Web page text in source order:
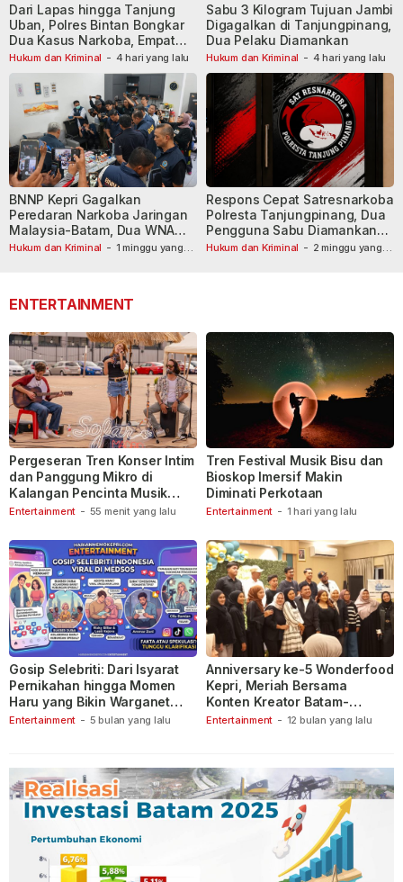
Hukum dan Kriminal - 4 hari yang lalu
Dari Lapas hingga Tanjung
Uban, Polres Bintan Bongkar
Dua Kasus Narkoba, Empat
Tersangka Dibekuk
Hukum dan Kriminal - 4 hari yang lalu
Sabu 3 Kilogram Tujuan Jambi
Digagalkan di Tanjungpinang,
Dua Pelaku Diamankan
Hukum dan Kriminal - 1 minggu yang
BNNP Kepri Gagalkan
Peredaran Narkoba Jaringan
Malaysia-Batam, Dua WNA
Masih Diburu
Hukum dan Kriminal - 2 minggu yang
Respons Cepat Satresnarkoba
Polresta Tanjungpinang, Dua
Pengguna Sabu Diamankan
Usai Dilaporkan ke Call Center
ENTERTAINMENT
Entertainment - 55 menit yang lalu
Pergeseran Tren Konser Intim
dan Panggung Mikro di
Kalangan Pencinta Musik
Indonesia
Entertainment - 1 hari yang lalu
Tren Festival Musik Bisu dan
Bioskop Imersif Makin
Diminati Perkotaan
Entertainment - 5 bulan yang lalu
Gosip Selebriti: Dari Isyarat
Pernikahan hingga Momen
Haru yang Bikin Warganet
Berspekulasi
Entertainment - 12 bulan yang lalu
Anniversary ke-5 Wonderfood
Kepri, Meriah Bersama
Konten Kreator Batam-
Tanjungpinang